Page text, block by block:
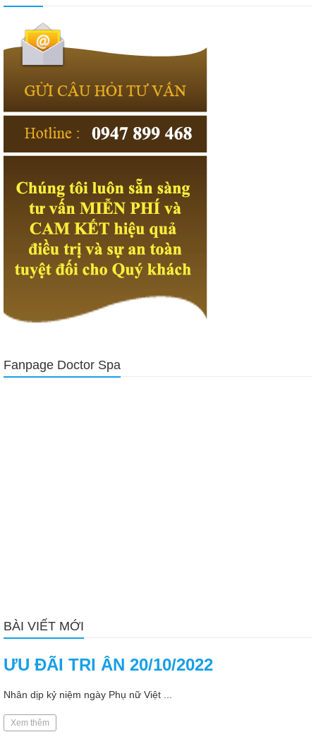
deduction, grow up, when the country s masters, For the motherland
to enhance the prosperity of a big cause, that
country means.
Fanpage Doctor Spa
BÀI VIẾT MỚI
ƯU ĐÃI TRI ÂN 20/10/2022
Nhân dịp kỷ niệm ngày Phụ nữ Việt ...
Xem thêm